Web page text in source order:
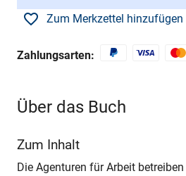
Zum Merkzettel hinzufügen
Zahlungsarten:
Über das Buch
Zum Inhalt
Die Agenturen für Arbeit